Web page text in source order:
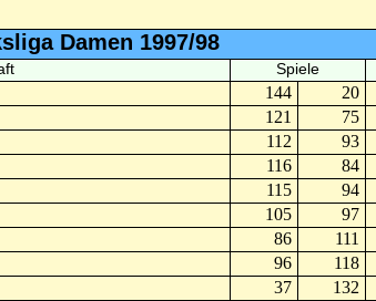
Damen 1997/98
Spiele
144 20
121 75
112 93
116 84
115 94
105 97
86 111
96 118
37 132